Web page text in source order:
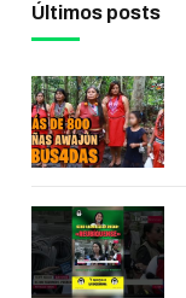
Últimos posts